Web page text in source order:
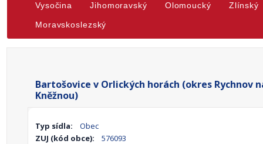
Vysočina Jihomoravský Olomoucký Zlínský
Moravskoslezský
Bartošovice v Orlických horách (okres Rychnov
Kněžnou)
Typ sídla:
Obec
ZUJ (kód obce):
576093